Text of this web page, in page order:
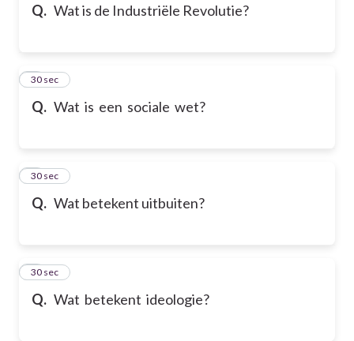
Q. Wat is de Industriële Revolutie?
Q. Wat is een sociale wet?
4
30 sec
Q. Wat betekent uitbuiten?
5
30 sec
Q. Wat betekent ideologie?
6
30 sec